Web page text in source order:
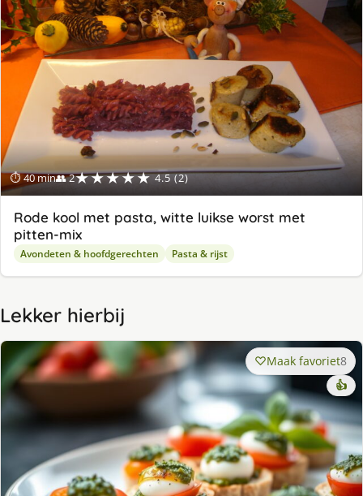
⏱ 40 min👥 2★★★★★ 4.5 (2)
Rode kool met pasta, witte luikse worst met
pitten-mix
Avondeten & hoofdgerechten Pasta & rijst
Lekker hierbij
Maak favoriet8
👍